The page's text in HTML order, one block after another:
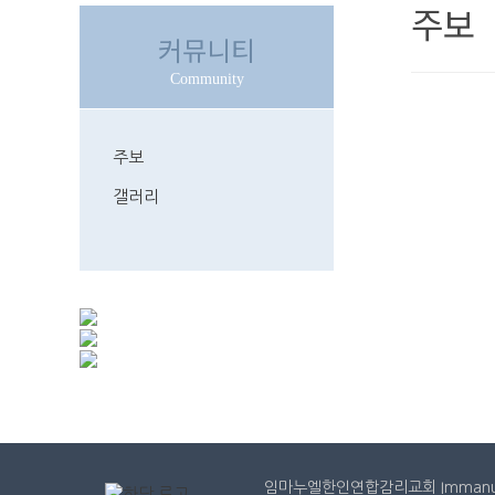
커뮤니티
Community
주보
갤러리
주보
처음
임마누엘한인연합감리교회